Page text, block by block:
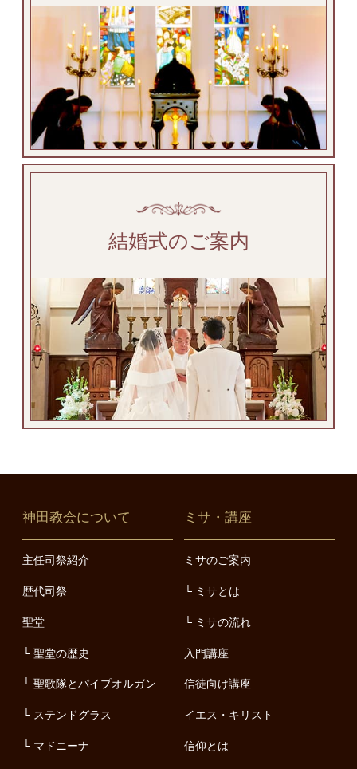
結婚式のご案内
神田教会について
主任司祭紹介
歴代司祭
聖堂
聖堂の歴史
聖歌隊とパイプオルガン
ステンドグラス
マドニーナ
ミサ・講座
ミサのご案内
ミサとは
ミサの流れ
入門講座
信徒向け講座
イエス・キリスト
信仰とは